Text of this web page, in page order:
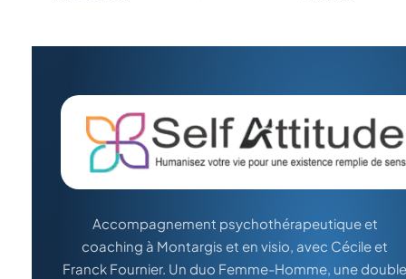
Accompagnement psychothérapeutique et
coaching à Montargis et en visio, avec Cécile et
Franck Fournier. Un duo Femme-Homme, une double